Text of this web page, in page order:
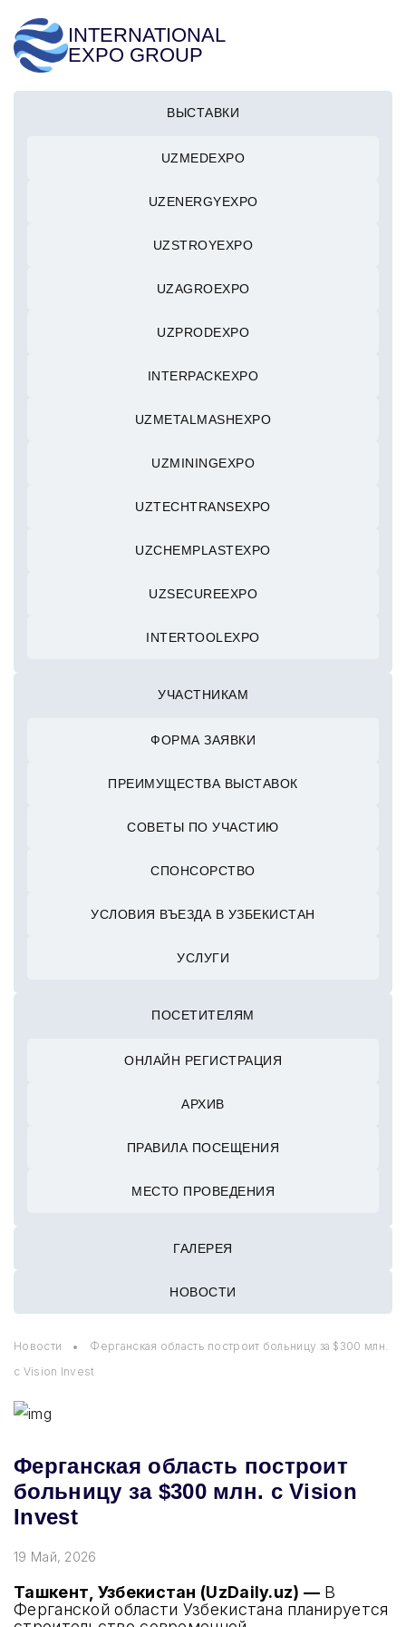
INTERNATIONAL
EXPO GROUP
ВЫСТАВКИ
UZMEDEXPO
UZENERGYEXPO
UZSTROYEXPO
UZAGROEXPO
UZPRODEXPO
INTERPACKEXPO
UZMETALMASHEXPO
UZMININGEXPO
UZTECHTRANSEXPO
UZCHEMPLASTEXPO
UZSECUREEXPO
INTERTOOLEXPO
УЧАСТНИКАМ
ФОРМА ЗАЯВКИ
ПРЕИМУЩЕСТВА ВЫСТАВОК
СОВЕТЫ ПО УЧАСТИЮ
СПОНСОРСТВО
УСЛОВИЯ ВЪЕЗДА В УЗБЕКИСТАН
УСЛУГИ
ПОСЕТИТЕЛЯМ
ОНЛАЙН РЕГИСТРАЦИЯ
АРХИВ
ПРАВИЛА ПОСЕЩЕНИЯ
МЕСТО ПРОВЕДЕНИЯ
ГАЛЕРЕЯ
НОВОСТИ
Новости
Ферганская область построит больницу за $300 млн.
с Vision Invest
Ферганская область построит
больницу за $300 млн. с Vision
Invest
19 Май, 2026
Ташкент, Узбекистан (UzDaily.uz) — В
Ферганской области Узбекистана планируется